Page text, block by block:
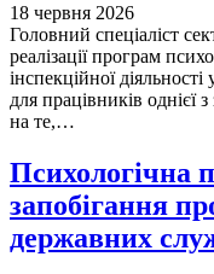
18 червня 2026
Головний спеціаліст
реалізації програм
інспекційної діяльності
для працівників однієї
на те,…
Психологічна
запобігання
державних